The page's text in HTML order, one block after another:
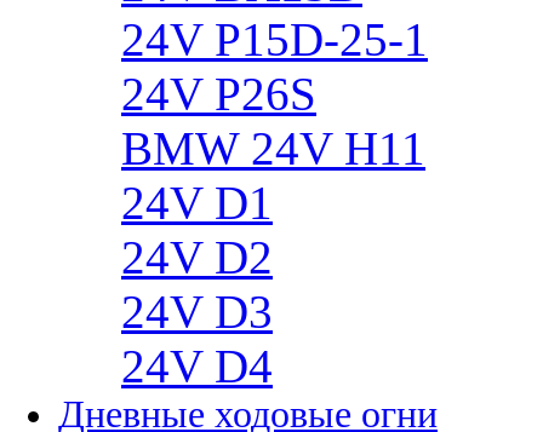
24V P15D-25-1
24V P26S
BMW 24V H11
24V D1
24V D2
24V D3
24V D4
Дневные ходовые огни